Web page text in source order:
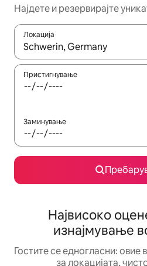
Најдете и резервирајте
Локација
Кога резултатите се
Пристигнување
Заминување
Највисоко
изнајмување
Гостите се едногласни: овие
за локацијата,